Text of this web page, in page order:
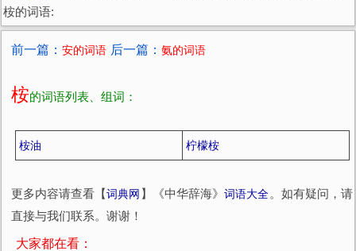
桉的词语:
前一篇： 安的词语 后一篇： 氨的词语
桉的词语列表、组词：
桉油 柠檬桉
更多内容请查看【词典网 】《中华辞海》 词语大全。如有疑问，请
直接与我们联系。谢谢！
大家都在看：